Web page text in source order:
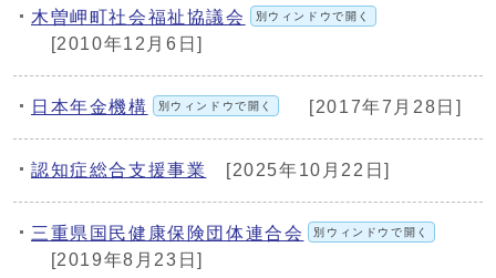
木曽岬町社会福祉協議会 別ウィンドウで開く
[2010年12月6日]
日本年金機構 別ウィンドウで開く [2017年7月28日]
認知症総合支援事業 [2025年10月22日]
三重県国民健康保険団体連合会 別ウィンドウで開く
[2019年8月23日]